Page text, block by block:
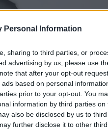
Personal Information
sharing to third parties, or
advertising by us, please use
that after your opt-out
based on personal
prior to your opt-out. You
information by third parties on
also be disclosed by us to
further disclose it to other third